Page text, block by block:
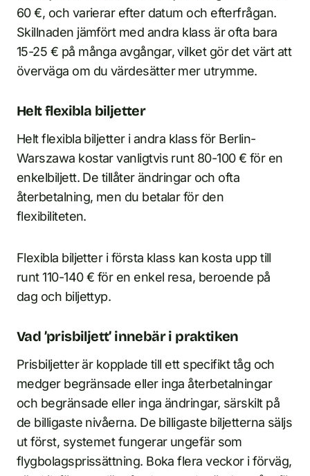
60 €, och varierar efter datum och efterfrågan.
Skillnaden jämfört med andra klass är ofta bara
15-25 € på många avgångar, vilket gör det värt att
överväga om du värdesätter mer utrymme.
Helt flexibla biljetter
Helt flexibla biljetter i andra klass för Berlin-
Warszawa kostar vanligtvis runt 80-100 € för en
enkelbiljett. De tillåter ändringar och ofta
återbetalning, men du betalar för den
flexibiliteten.
Flexibla biljetter i första klass kan kosta upp till
runt 110-140 € för en enkel resa, beroende på
dag och biljettyp.
Vad ’prisbiljett’ innebär i praktiken
Prisbiljetter är kopplade till ett specifikt tåg och
medger begränsade eller inga återbetalningar
och begränsade eller inga ändringar, särskilt på
de billigaste nivåerna. De billigaste biljetterna säljs
ut först, systemet fungerar ungefär som
flygbolagsprissättning. Boka flera veckor i förväg,